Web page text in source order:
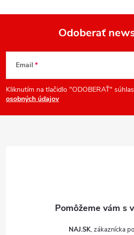
i
Odoberať
Email
Kliknutím na tlačidlo "ODOBERAŤ"
osobných údajov
NAJ.SK